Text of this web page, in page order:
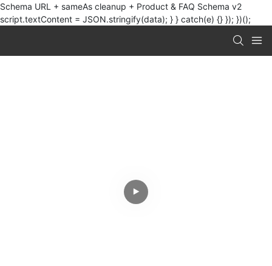
Schema URL + sameAs cleanup + Product & FAQ Schema v2
script.textContent = JSON.stringify(data); } } catch(e) {} }); })();